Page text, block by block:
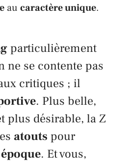
au caractère unique.
particulièrement
ne se contente pas
critiques ; il
. Plus belle,
plus désirable, laZ
atouts pour
époque. Et vous,